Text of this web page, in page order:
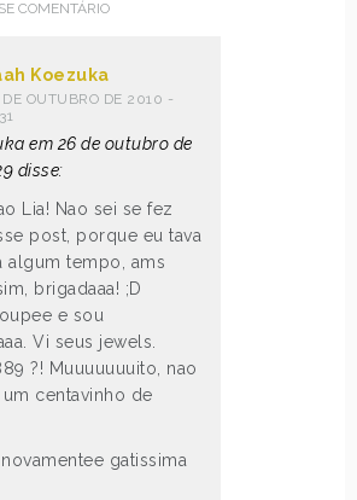
COMENTÁRIO
Koezuka
OUTUBRO DE 2010 -
em 26 de outubro de
disse:
Lia! Nao sei se fez
post, porque eu tava
algum tempo, ams
brigadaaa! ;D
e sou
Vi seus jewels.
?! Muuuuuuuito, nao
centavinho de
gatissima